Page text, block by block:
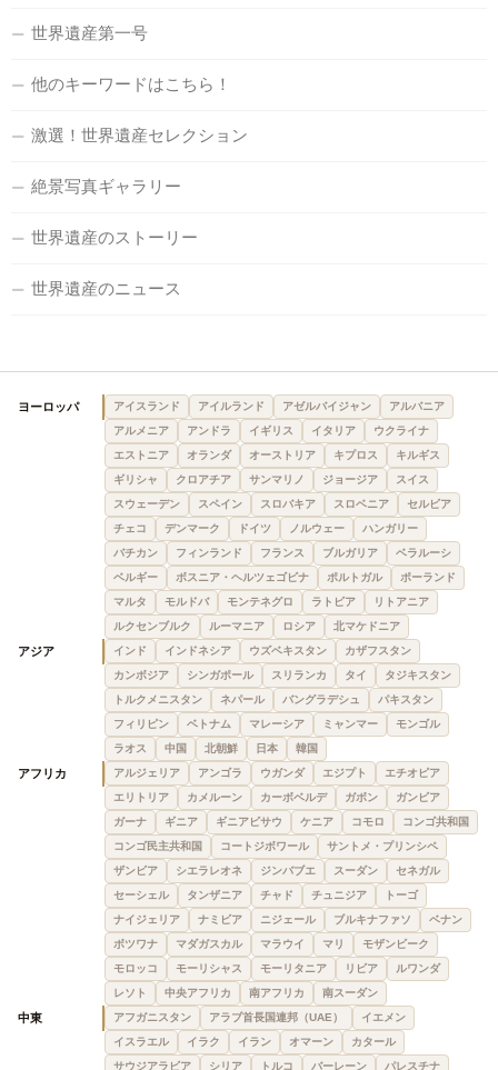
世界遺産第一号
他のキーワードはこちら！
激選！世界遺産セレクション
絶景写真ギャラリー
世界遺産のストーリー
世界遺産のニュース
ヨーロッパ アイスランド アイルランド アゼルバイジャン
アルバニア
アルメニア
アンドラ イギリス イタリア
ウクライナ
エストニア
オランダ オーストリア キプロス
キルギス
ギリシャ
クロアチア サンマリノ ジョージア
スイス
スウェーデン
スペイン スロバキア スロベニア
セルビア
チェコ
デンマーク ドイツ ノルウェー
ハンガリー
バチカン
フィンランド フランス ブルガリア
ベラルーシ
ベルギー
ボスニア・ヘルツェゴビナ ポルトガル
ポーランド
マルタ
モルドバ モンテネグロ ラトビア
リトアニア
ルクセンブルク
ルーマニア ロシア 北マケドニア
アジア インド インドネシア ウズベキスタン
カザフスタン
カンボジア
シンガポール スリランカ タイ
タジキスタン
トルクメニスタン
ネパール バングラデシュ
パキスタン
フィリピン
ベトナム マレーシア ミャンマー
モンゴル
ラオス
中国 北朝鮮 日本 韓国
アフリカ アルジェリア アンゴラ ウガンダ エジプト
エチオピア
エリトリア
カメルーン カーボベルデ ガボン
ガンビア
ガーナ
ギニア ギニアビサウ ケニア コモロ
コンゴ共和国
コンゴ民主共和国
コートジボワール
サントメ・プリンシペ
ザンビア
シエラレオネ ジンバブエ スーダン
セネガル
セーシェル
タンザニア チャド チュニジア
トーゴ
ナイジェリア
ナミビア ニジェール ブルキナファソ
ベナン
ボツワナ
マダガスカル マラウイ マリ
モザンビーク
モロッコ
モーリシャス モーリタニア リビア
ルワンダ
レソト
中央アフリカ 南アフリカ 南スーダン
中東 アフガニスタン アラブ首長国連邦（UAE）
イエメン
イスラエル
イラク イラン オマーン
カタール
サウジアラビア
シリア トルコ バーレーン パレスチナ